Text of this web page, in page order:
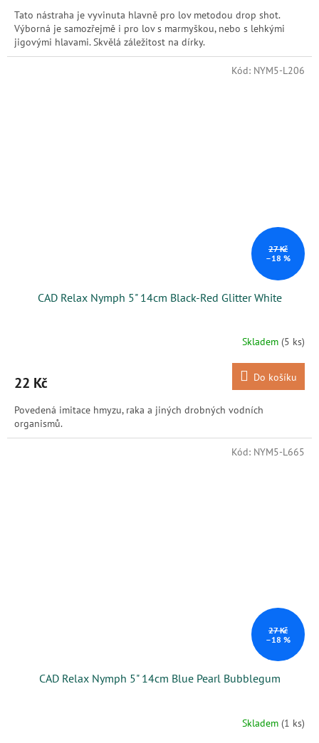
Tato nástraha je vyvinuta hlavně pro lov metodou drop shot.
Výborná je samozřejmě i pro lov s marmyškou, nebo s lehkými
jigovými hlavami. Skvělá záležitost na dírky.
27 Kč
–18 %
CAD Relax Nymph 5" 14cm Black-Red Glitter White
Skladem (5 ks)
22 Kč Do košíku
Povedená imitace hmyzu, raka a jiných drobných vodních
organismů.
Kód: NYM5-L206
27 Kč
–18 %
CAD Relax Nymph 5" 14cm Blue Pearl Bubblegum
Skladem (1 ks)
Kód: NYM5-L665